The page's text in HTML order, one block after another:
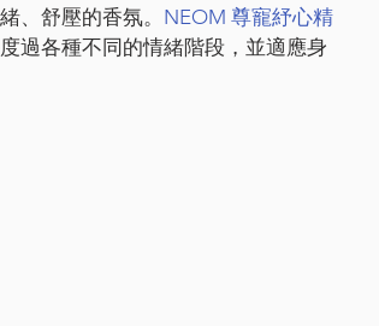
、舒壓的香氛。 NEOM 尊寵紓心精
過各種不同的情緒階段，並適應身